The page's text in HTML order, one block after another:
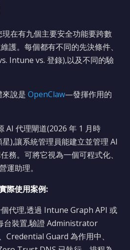
在有九個主要安全功能要跨數
護。每個都有不同的先決條件、
Intune vs. 登錄),以及不同的驗
說是 OpenClaw—發揮作用的
AI 代理閘道(2026 年 1 月時
),讓系統管理員能建立並管理 AI
務。可將它視為一個可程式化、
運助理。
際使用案例:
代理,透過 Intune Graph API 或
台裝置,驗證 Administrator
Credential Guard 為作用中、